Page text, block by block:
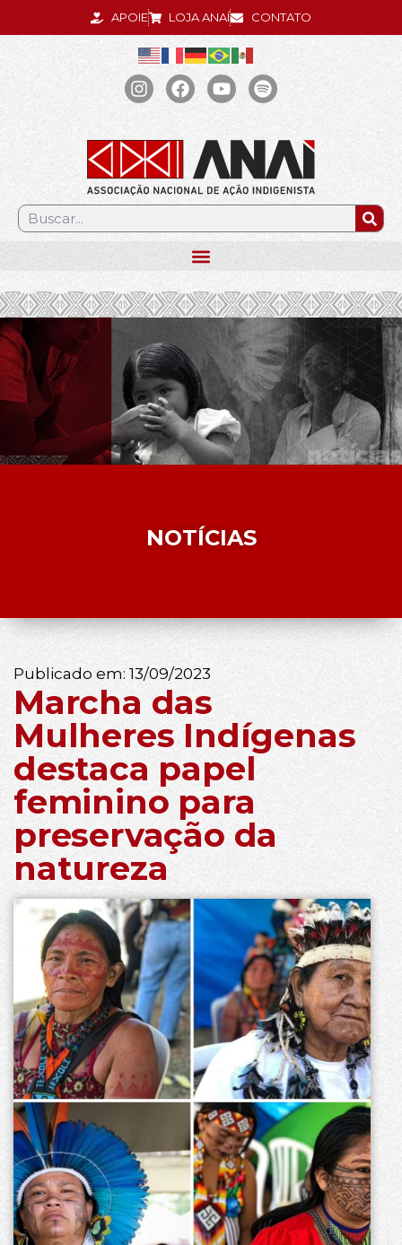
APOIE LOJA ANAÍ CONTATO
.
NOTÍCIAS
Publicado em: 13/09/2023
Marcha das
Mulheres Indígenas
destaca papel
feminino para
preservação da
natureza